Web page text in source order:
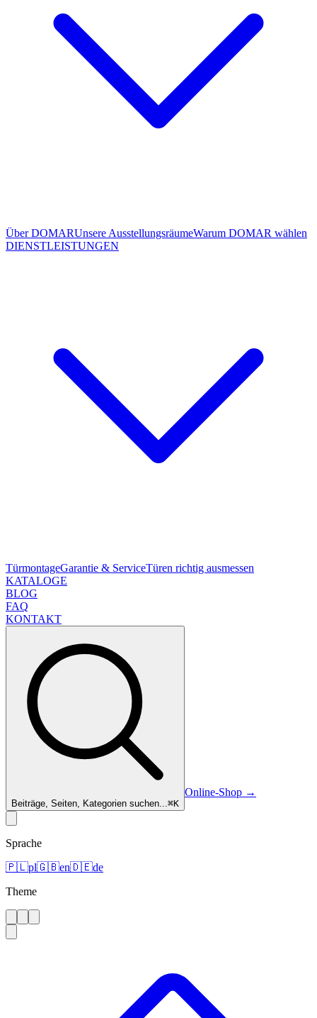
Über DOMARUnsere AusstellungsräumeWarum DOMAR wählen
DIENSTLEISTUNGEN
TürmontageGarantie & ServiceTüren richtig ausmessen
KATALOGE
BLOG
FAQ
KONTAKT
Beiträge, Seiten, Kategorien suchen...⌘K
Online-Shop →
Sprache
🇵🇱pl🇬🇧en🇩🇪de
Theme